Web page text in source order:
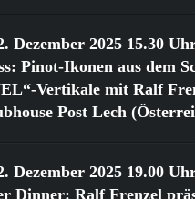
Dezember 2025 15.30
Pinot-Ikonen aus dem
Vertikale mit Ralf
Post Lech
Dezember 2025 19.00
Dinner: Ralf Frenzel